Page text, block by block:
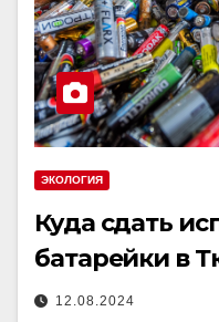
ЭКОЛОГИЯ
Куда сдать
батарейки в
12.08.2024